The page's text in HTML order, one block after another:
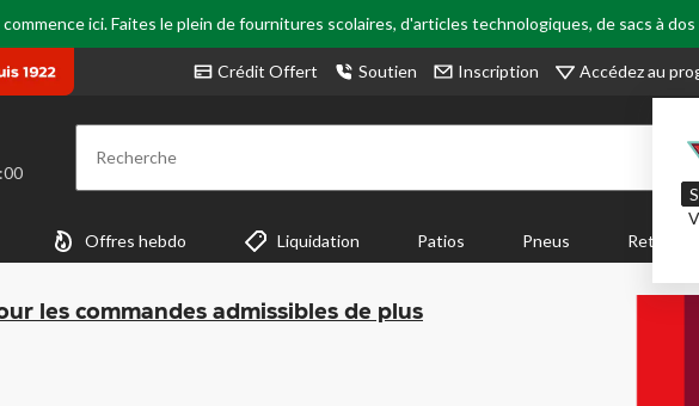
ici. Faites le plein de fournitures scolaires, d'articles technologiques, de sacs à
Crédit Offert Soutien Inscription Accédez au
à 22:00 Recherche
Offres hebdo Liquidation Patios Pneus Retour
les commandes admissibles de plus